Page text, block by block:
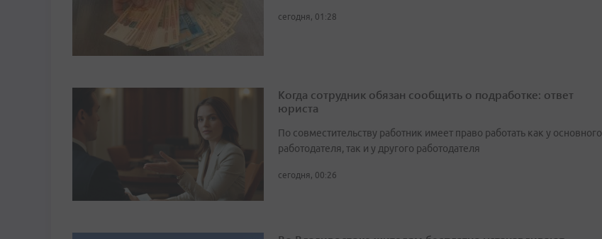
сегодня, 01:28
Когда сотрудник обязан сообщить о подработке: ответ
юриста
По совместительству работник имеет право работать как у основного
работодателя, так и у другого работодателя
сегодня, 00:26